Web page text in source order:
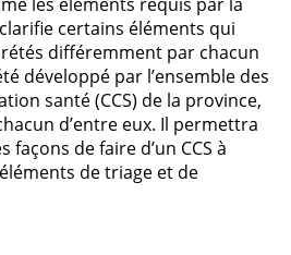
certains éléments qui
différemment par chacun
développé par l’ensemble des
santé (CCS) de la province,
d’entre eux. Il permettra
de faire d’un CCS à
de triage et de